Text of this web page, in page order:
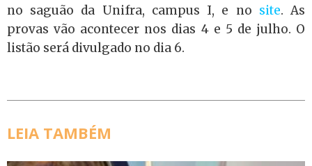
no saguão da Unifra, campus I, e no site. As
provas vão acontecer nos dias 4 e 5 de julho. O
listão será divulgado no dia 6.
LEIA TAMBÉM